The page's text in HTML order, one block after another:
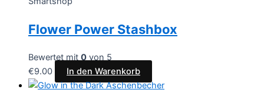
Flower Power Stashbox
Bewertet mit 0 von 5
€9.00 In den Warenkorb